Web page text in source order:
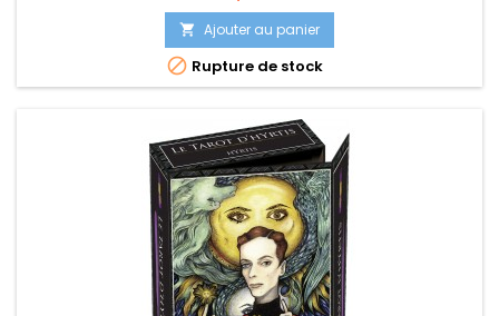
Dimensions ‏ : ‎ 12.5 x 3.1 x 7.2 cm
 Ajouter au panier
 Rupture de stock